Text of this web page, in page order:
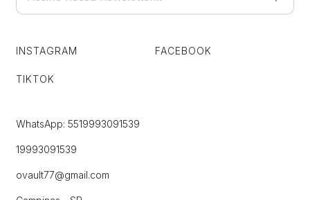
INSTAGRAM FACEBOOK
TIKTOK
WhatsApp: 5519993091539
19993091539
ovault77@gmail.com